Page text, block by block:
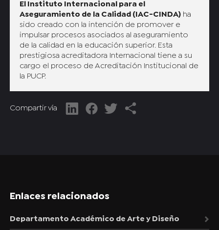
El Instituto Internacional para el
Aseguramiento de la Calidad (IAC-CINDA) ha
sido creado con la intención de promover e
impulsar procesos asociados al aseguramiento
de la calidad en la educación superior. Esta
prestigiosa acreditadora Internacional tiene a su
cargo el proceso de Acreditación Institucional de
la PUCP.
Compartir vía
Enlaces relacionados
Departamento Académico de Arte y Diseño